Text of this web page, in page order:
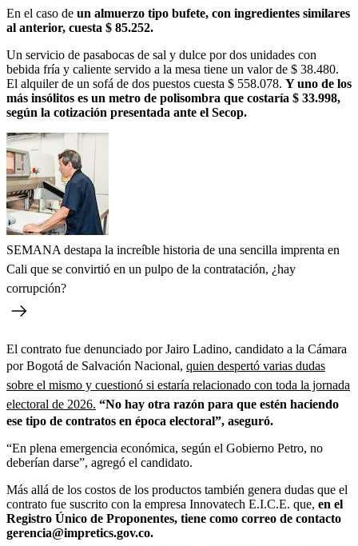
En el caso de un almuerzo tipo bufete, con ingredientes similares
al anterior, cuesta $ 85.252.
Un servicio de pasabocas de sal y dulce por dos unidades con
bebida fría y caliente servido a la mesa tiene un valor de $ 38.480.
El alquiler de un sofá de dos puestos cuesta $ 558.078. Y uno de los
más insólitos es un metro de polisombra que costaría $ 33.998,
según la cotización presentada ante el Secop.
SEMANA destapa la increíble historia de una sencilla imprenta en
Cali que se convirtió en un pulpo de la contratación, ¿hay
corrupción?
El contrato fue denunciado por Jairo Ladino, candidato a la Cámara
por Bogotá de Salvación Nacional, quien despertó varias dudas
sobre el mismo y cuestionó si estaría relacionado con toda la jornada
electoral de 2026. “No hay otra razón para que estén haciendo
ese tipo de contratos en época electoral”, aseguró.
“En plena emergencia económica, según el Gobierno Petro, no
deberían darse”, agregó el candidato.
Más allá de los costos de los productos también genera dudas que el
contrato fue suscrito con la empresa Innovatech E.I.C.E. que, en el
Registro Único de Proponentes, tiene como correo de contacto
gerencia@impretics.gov.co.